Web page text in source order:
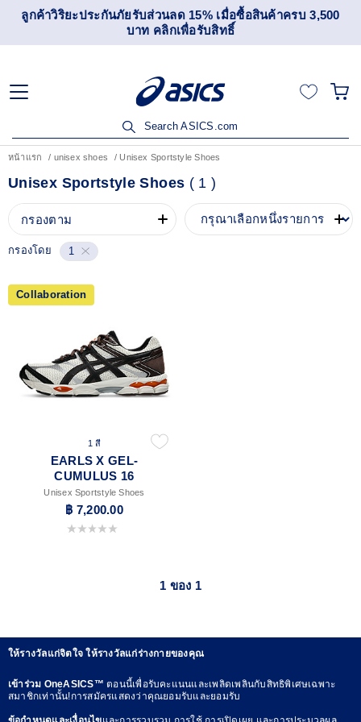
ลูกค้าวิริยะประกันภัยรับส่วนลด 15% เมื่อซื้อสินค้าครบ 3,500
บาท คลิกเพื่อรับสิทธิ์
Search ASICS.com
หน้าแรก unisex shoes Unisex Sportstyle Shoes
Unisex Sportstyle Shoes ( 1)
กรองตาม
กรองโดย 1
Collaboration
1 สี
EARLS X GEL-
CUMULUS 16
Unisex Sportstyle Shoes
฿ 7,200.00
0.0 จาก 5 ดาว
1 ของ 1
ให้รางวัลแก่จิตใจ ให้รางวัลแก่ร่างกายของคุณ
เข้าร่วม OneASICS™ตอนนี้เพื่อรับคะแนนและเพลิดเพลินกับสิทธิพิเศษเฉพาะ
สมาชิกเท่านั้น!การสมัครแสดงว่าคุณยอมรับและยอมรับ